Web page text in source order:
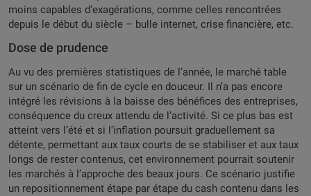
moins capables d’exagérations, comme celles rencontrées
depuis le début du siècle – bulle internet, crise financière, etc.
Dose de prudence
Au vu des premières statistiques de l’année, le marché table
sur un scénario de fin de cycle en douceur. Il n’a pas encore
intégré les révisions à la baisse des bénéfices des entreprises,
conséquence du creux attendu de l’activité. Si ce plus bas est
atteint vers l’été et si l’inflation poursuit graduellement sa
détente, permettant aux taux courts de se stabiliser et aux taux
longs de rester contenus, cet environnement pourrait soutenir
les marchés à l’approche des beaux jours. Ce scénario justifie
un repositionnement étape par étape du cash contenu dans les